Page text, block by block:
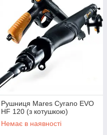
Рушниця Mares Cyrano EVO
HF 120 (з котушкою)
Немає в наявності